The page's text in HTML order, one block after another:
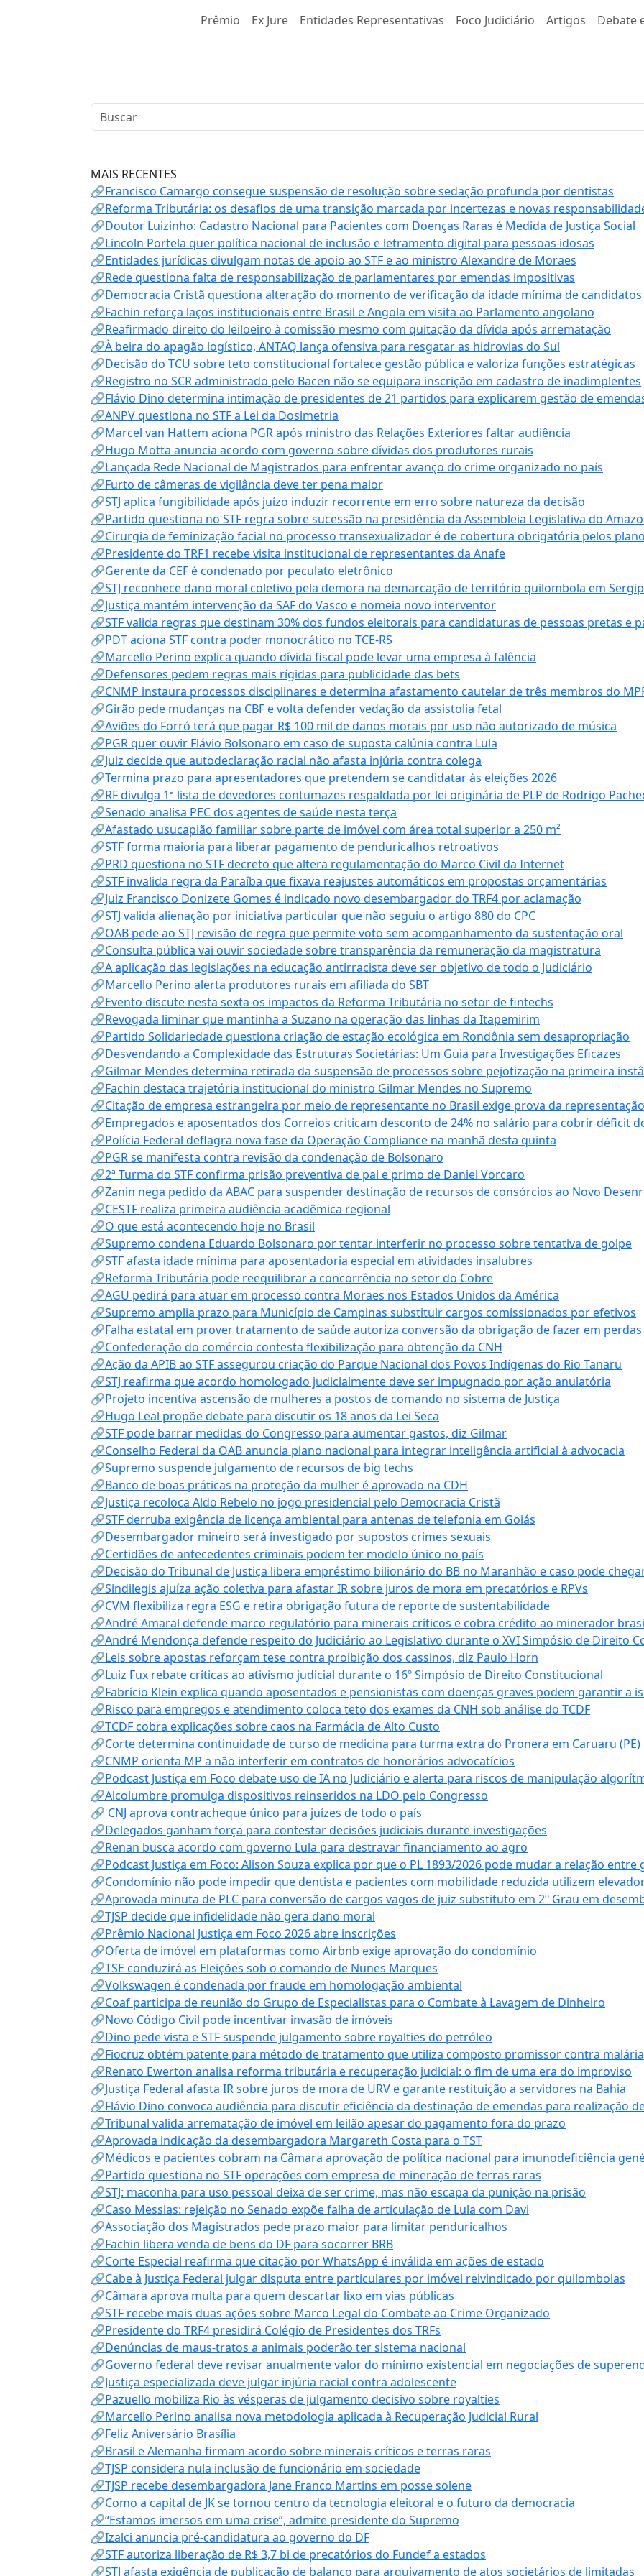
Prêmio Ex Jure Entidades Representativas Foco Judiciário Artigos Debate
MAIS RECENTES
🔗Francisco Camargo consegue suspensão de resolução sobre sedação profunda por dentistas
🔗Reforma Tributária: os desafios de uma transição marcada por incertezas e novas
🔗Doutor Luizinho: Cadastro Nacional para Pacientes com Doenças Raras é Medida de Justiça Social
🔗Lincoln Portela quer política nacional de inclusão e letramento digital para pessoas idosas
🔗Entidades jurídicas divulgam notas de apoio ao STF e ao ministro Alexandre de Moraes
🔗Rede questiona falta de responsabilização de parlamentares por emendas impositivas
🔗Democracia Cristã questiona alteração do momento de verificação da idade mínima de candidatos
🔗Fachin reforça laços institucionais entre Brasil e Angola em visita ao Parlamento angolano
🔗Reafirmado direito do leiloeiro à comissão mesmo com quitação da dívida após arrematação
🔗À beira do apagão logístico, ANTAQ lança ofensiva para resgatar as hidrovias do Sul
🔗Decisão do TCU sobre teto constitucional fortalece gestão pública e valoriza funções estratégicas
🔗Registro no SCR administrado pelo Bacen não se equipara inscrição em cadastro de inadimplentes
🔗Flávio Dino determina intimação de presidentes de 21 partidos para explicarem gestão de
🔗ANPV questiona no STF a Lei da Dosimetria
🔗Marcel van Hattem aciona PGR após ministro das Relações Exteriores faltar audiência
🔗Hugo Motta anuncia acordo com governo sobre dívidas dos produtores rurais
🔗Lançada Rede Nacional de Magistrados para enfrentar avanço do crime organizado no país
🔗Furto de câmeras de vigilância deve ter pena maior
🔗STJ aplica fungibilidade após juízo induzir recorrente em erro sobre natureza da decisão
🔗Partido questiona no STF regra sobre sucessão na presidência da Assembleia Legislativa do
🔗Cirurgia de feminização facial no processo transexualizador é de cobertura obrigatória pelos
🔗Presidente do TRF1 recebe visita institucional de representantes da Anafe
🔗Gerente da CEF é condenado por peculato eletrônico
🔗STJ reconhece dano moral coletivo pela demora na demarcação de território quilombola em
🔗Justiça mantém intervenção da SAF do Vasco e nomeia novo interventor
🔗STF valida regras que destinam 30% dos fundos eleitorais para candidaturas de pessoas pretas e
🔗PDT aciona STF contra poder monocrático no TCE-RS
🔗Marcello Perino explica quando dívida fiscal pode levar uma empresa à falência
🔗Defensores pedem regras mais rígidas para publicidade das bets
🔗CNMP instaura processos disciplinares e determina afastamento cautelar de três membros do
🔗Girão pede mudanças na CBF e volta defender vedação da assistolia fetal
🔗Aviões do Forró terá que pagar R$ 100 mil de danos morais por uso não autorizado de música
🔗PGR quer ouvir Flávio Bolsonaro em caso de suposta calúnia contra Lula
🔗Juiz decide que autodeclaração racial não afasta injúria contra colega
🔗Termina prazo para apresentadores que pretendem se candidatar às eleições 2026
🔗RF divulga 1ª lista de devedores contumazes respaldada por lei originária de PLP de Rodrigo
🔗Senado analisa PEC dos agentes de saúde nesta terça
🔗Afastado usucapião familiar sobre parte de imóvel com área total superior a 250 m²
🔗STF forma maioria para liberar pagamento de penduricalhos retroativos
🔗PRD questiona no STF decreto que altera regulamentação do Marco Civil da Internet
🔗STF invalida regra da Paraíba que fixava reajustes automáticos em propostas orçamentárias
🔗Juiz Francisco Donizete Gomes é indicado novo desembargador do TRF4 por aclamação
🔗STJ valida alienação por iniciativa particular que não seguiu o artigo 880 do CPC
🔗OAB pede ao STJ revisão de regra que permite voto sem acompanhamento da sustentação oral
🔗Consulta pública vai ouvir sociedade sobre transparência da remuneração da magistratura
🔗A aplicação das legislações na educação antirracista deve ser objetivo de todo o Judiciário
🔗Marcello Perino alerta produtores rurais em afiliada do SBT
🔗Evento discute nesta sexta os impactos da Reforma Tributária no setor de fintechs
🔗Revogada liminar que mantinha a Suzano na operação das linhas da Itapemirim
🔗Partido Solidariedade questiona criação de estação ecológica em Rondônia sem desapropriação
🔗Desvendando a Complexidade das Estruturas Societárias: Um Guia para Investigações Eficazes
🔗Gilmar Mendes determina retirada da suspensão de processos sobre pejotização na primeira
🔗Fachin destaca trajetória institucional do ministro Gilmar Mendes no Supremo
🔗Citação de empresa estrangeira por meio de representante no Brasil exige prova da representação
🔗Empregados e aposentados dos Correios criticam desconto de 24% no salário para cobrir déficit
🔗Polícia Federal deflagra nova fase da Operação Compliance na manhã desta quinta
🔗PGR se manifesta contra revisão da condenação de Bolsonaro
🔗2ª Turma do STF confirma prisão preventiva de pai e primo de Daniel Vorcaro
🔗Zanin nega pedido da ABAC para suspender destinação de recursos de consórcios ao Novo
🔗CESTF realiza primeira audiência acadêmica regional
🔗O que está acontecendo hoje no Brasil
🔗Supremo condena Eduardo Bolsonaro por tentar interferir no processo sobre tentativa de golpe
🔗STF afasta idade mínima para aposentadoria especial em atividades insalubres
🔗Reforma Tributária pode reequilibrar a concorrência no setor do Cobre
🔗AGU pedirá para atuar em processo contra Moraes nos Estados Unidos da América
🔗Supremo amplia prazo para Município de Campinas substituir cargos comissionados por efetivos
🔗Falha estatal em prover tratamento de saúde autoriza conversão da obrigação de fazer em perdas
🔗Confederação do comércio contesta flexibilização para obtenção da CNH
🔗Ação da APIB ao STF assegurou criação do Parque Nacional dos Povos Indígenas do Rio Tanaru
🔗STJ reafirma que acordo homologado judicialmente deve ser impugnado por ação anulatória
🔗Projeto incentiva ascensão de mulheres a postos de comando no sistema de Justiça
🔗Hugo Leal propõe debate para discutir os 18 anos da Lei Seca
🔗STF pode barrar medidas do Congresso para aumentar gastos, diz Gilmar
🔗Conselho Federal da OAB anuncia plano nacional para integrar inteligência artificial à advocacia
🔗Supremo suspende julgamento de recursos de big techs
🔗Banco de boas práticas na proteção da mulher é aprovado na CDH
🔗Justiça recoloca Aldo Rebelo no jogo presidencial pelo Democracia Cristã
🔗STF derruba exigência de licença ambiental para antenas de telefonia em Goiás
🔗Desembargador mineiro será investigado por supostos crimes sexuais
🔗Certidões de antecedentes criminais podem ter modelo único no país
🔗Decisão do Tribunal de Justiça libera empréstimo bilionário do BB no Maranhão e caso pode chegar
🔗Sindilegis ajuíza ação coletiva para afastar IR sobre juros de mora em precatórios e RPVs
🔗CVM flexibiliza regra ESG e retira obrigação futura de reporte de sustentabilidade
🔗André Amaral defende marco regulatório para minerais críticos e cobra crédito ao minerador
🔗André Mendonça defende respeito do Judiciário ao Legislativo durante o XVI Simpósio de Direito
🔗Leis sobre apostas reforçam tese contra proibição dos cassinos, diz Paulo Horn
🔗Luiz Fux rebate críticas ao ativismo judicial durante o 16º Simpósio de Direito Constitucional
🔗Fabrício Klein explica quando aposentados e pensionistas com doenças graves podem garantir a
🔗Risco para empregos e atendimento coloca teto dos exames da CNH sob análise do TCDF
🔗TCDF cobra explicações sobre caos na Farmácia de Alto Custo
🔗Corte determina continuidade de curso de medicina para turma extra do Pronera em Caruaru (PE)
🔗CNMP orienta MP a não interferir em contratos de honorários advocatícios
🔗Podcast Justiça em Foco debate uso de IA no Judiciário e alerta para riscos de manipulação
🔗Alcolumbre promulga dispositivos reinseridos na LDO pelo Congresso
🔗 CNJ aprova contracheque único para juízes de todo o país
🔗Delegados ganham força para contestar decisões judiciais durante investigações
🔗Renan busca acordo com governo Lula para destravar financiamento ao agro
🔗Podcast Justiça em Foco: Alison Souza explica por que o PL 1893/2026 pode mudar a relação
🔗Condomínio não pode impedir que dentista e pacientes com mobilidade reduzida utilizem
🔗Aprovada minuta de PLC para conversão de cargos vagos de juiz substituto em 2º Grau em
🔗TJSP decide que infidelidade não gera dano moral
🔗Prêmio Nacional Justiça em Foco 2026 abre inscrições
🔗Oferta de imóvel em plataformas como Airbnb exige aprovação do condomínio
🔗TSE conduzirá as Eleições sob o comando de Nunes Marques
🔗Volkswagen é condenada por fraude em homologação ambiental
🔗Coaf participa de reunião do Grupo de Especialistas para o Combate à Lavagem de Dinheiro
🔗Novo Código Civil pode incentivar invasão de imóveis
🔗Dino pede vista e STF suspende julgamento sobre royalties do petróleo
🔗Fiocruz obtém patente para método de tratamento que utiliza composto promissor contra
🔗Renato Ewerton analisa reforma tributária e recuperação judicial: o fim de uma era do improviso
🔗Justiça Federal afasta IR sobre juros de mora de URV e garante restituição a servidores na Bahia
🔗Flávio Dino convoca audiência para discutir eficiência da destinação de emendas para realização
🔗Tribunal valida arrematação de imóvel em leilão apesar do pagamento fora do prazo
🔗Aprovada indicação da desembargadora Margareth Costa para o TST
🔗Médicos e pacientes cobram na Câmara aprovação de política nacional para imunodeficiência
🔗Partido questiona no STF operações com empresa de mineração de terras raras
🔗STJ: maconha para uso pessoal deixa de ser crime, mas não escapa da punição na prisão
🔗Caso Messias: rejeição no Senado expõe falha de articulação de Lula com Davi
🔗Associação dos Magistrados pede prazo maior para limitar penduricalhos
🔗Fachin libera venda de bens do DF para socorrer BRB
🔗Corte Especial reafirma que citação por WhatsApp é inválida em ações de estado
🔗Cabe à Justiça Federal julgar disputa entre particulares por imóvel reivindicado por quilombolas
🔗Câmara aprova multa para quem descartar lixo em vias públicas
🔗STF recebe mais duas ações sobre Marco Legal do Combate ao Crime Organizado
🔗Presidente do TRF4 presidirá Colégio de Presidentes dos TRFs
🔗Denúncias de maus-tratos a animais poderão ter sistema nacional
🔗Governo federal deve revisar anualmente valor do mínimo existencial em negociações de
🔗Justiça especializada deve julgar injúria racial contra adolescente
🔗Pazuello mobiliza Rio às vésperas de julgamento decisivo sobre royalties
🔗Marcello Perino analisa nova metodologia aplicada à Recuperação Judicial Rural
🔗Feliz Aniversário Brasília
🔗Brasil e Alemanha firmam acordo sobre minerais críticos e terras raras
🔗TJSP considera nula inclusão de funcionário em sociedade
🔗TJSP recebe desembargadora Jane Franco Martins em posse solene
🔗Como a capital de JK se tornou centro da tecnologia eleitoral e o futuro da democracia
🔗“Estamos imersos em uma crise”, admite presidente do Supremo
🔗Izalci anuncia pré-candidatura ao governo do DF
🔗STF autoriza liberação de R$ 3,7 bi de precatórios do Fundef a estados
🔗STJ afasta exigência de publicação de balanço para arquivamento de atos societários de limitadas